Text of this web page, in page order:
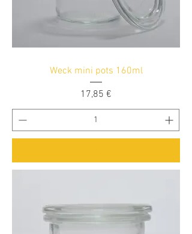
Weck mini pots 160ml
Prix
17,85 €